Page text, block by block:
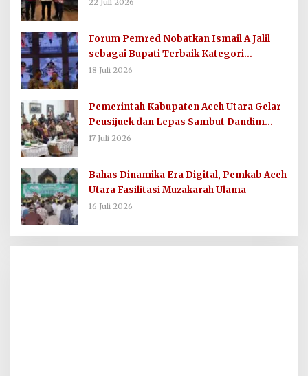
22 Juli 2026
Forum Pemred Nobatkan Ismail A Jalil
sebagai Bupati Terbaik Kategori
Komunikasi dan Informasi Publik
18 Juli 2026
Pemerintah Kabupaten Aceh Utara Gelar
Peusijuek dan Lepas Sambut Dandim
0103/AUT
17 Juli 2026
Bahas Dinamika Era Digital, Pemkab Aceh
Utara Fasilitasi Muzakarah Ulama
16 Juli 2026